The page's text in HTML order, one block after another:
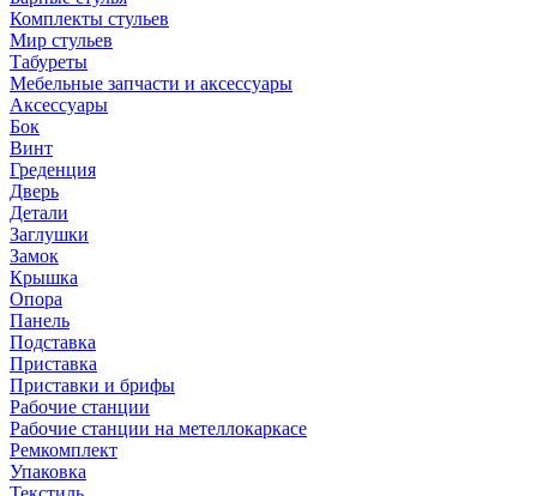
Комплекты стульев
Мир стульев
Табуреты
Мебельные запчасти и аксессуары
Аксессуары
Бок
Винт
Греденция
Дверь
Детали
Заглушки
Замок
Крышка
Опора
Панель
Подставка
Приставка
Приставки и брифы
Рабочие станции
Рабочие станции на метеллокаркасе
Ремкомплект
Упаковка